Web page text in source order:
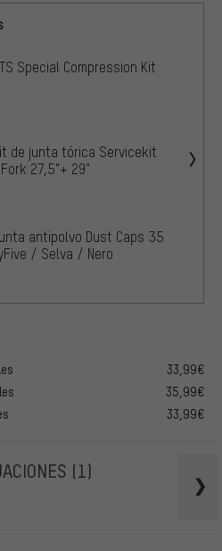
Special Compression Kit
de junta tórica Servicekit
27,5"+ 29"
antipolvo Dust Caps 35
/ Selva / Nero
33,99€
35,99€
33,99€
(1)